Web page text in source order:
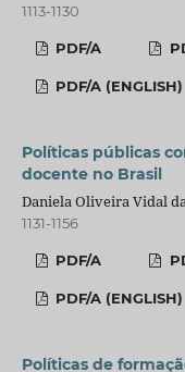
1113-1130
PDF/A
PDF/A (ENGLISH)
Políticas públicas
docente no Brasil
Daniela Oliveira Vidal
1131-1156
PDF/A
PDF/A (ENGLISH)
Políticas de